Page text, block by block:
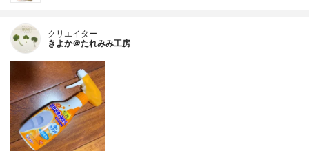
クリエイター
きよか＠たれみみ工房